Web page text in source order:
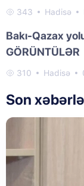
343 Hadisə
Bakı-Qazax
GÖRÜNTÜLƏR
310 Hadisə
Son